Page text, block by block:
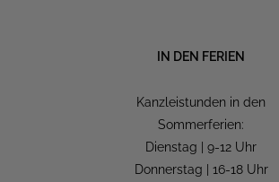
IN DEN FERIEN
Kanzleistunden in den
Sommerferien:
Dienstag | 9-12 Uhr
Donnerstag | 16-18 Uhr